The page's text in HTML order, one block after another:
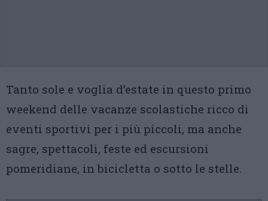
Tanto sole e voglia d’estate in questo primo
weekend delle vacanze scolastiche ricco di
eventi sportivi per i più piccoli, ma anche
sagre, spettacoli, feste ed escursioni
pomeridiane, in bicicletta o sotto le stelle.